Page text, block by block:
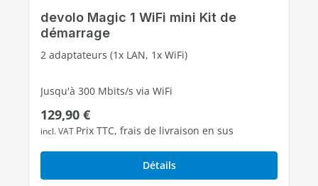
devolo Magic 1 WiFi mini Kit de
démarrage
2 adaptateurs (1x LAN, 1x WiFi)
Jusqu'à 300 Mbits/s via WiFi
1 port Fast Ethernet libres
Prix régulier :
129,90 €
incl. VAT Prix TTC, frais de livraison en sus
Détails